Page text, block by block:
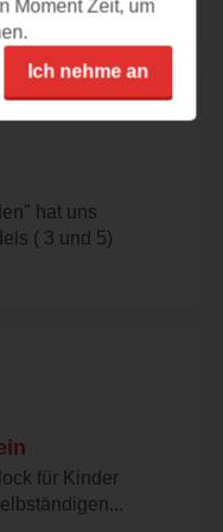
hat uns
( 3 und 5)
für Kinder
Moment Zeit, um
Ich nehme an